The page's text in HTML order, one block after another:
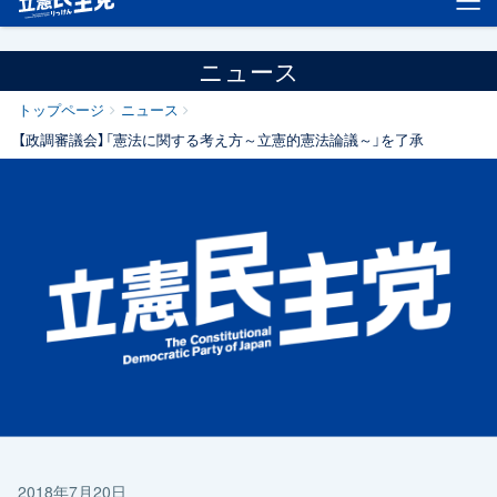
ニュース
トップページ
ニュース
【政調審議会】「憲法に関する考え方～立憲的憲法論議～」を了承
2018年7月20日